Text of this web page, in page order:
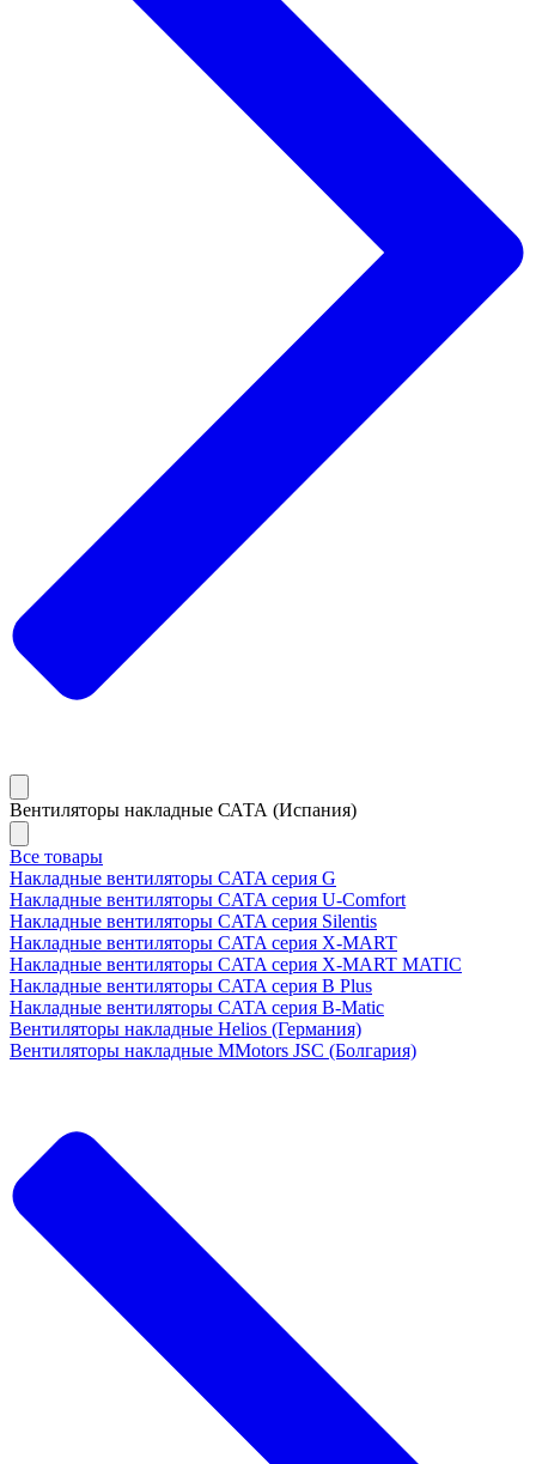
Вентиляторы накладные САТА (Испания)
Все товары
Накладные вентиляторы CATA серия G
Накладные вентиляторы CATA серия U-Comfort
Накладные вентиляторы CATA серия Silentis
Накладные вентиляторы CATA серия X-MART
Накладные вентиляторы CATA серия X-MART MATIC
Накладные вентиляторы CATA серия B Plus
Накладные вентиляторы CATA серия B-Matic
Вентиляторы накладные Helios (Германия)
Вентиляторы накладные MMotors JSC (Болгария)